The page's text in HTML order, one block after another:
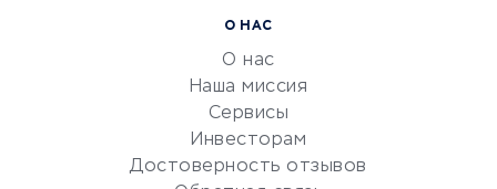
документооборот
О НАС
О нас
Наша миссия
Сервисы
Инвесторам
Достоверность отзывов